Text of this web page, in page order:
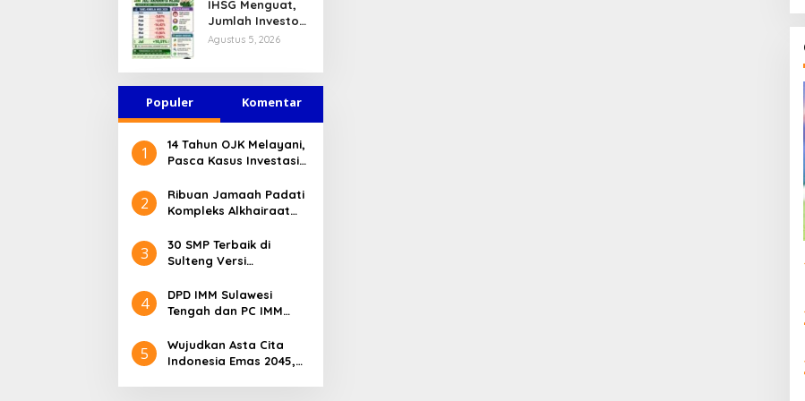
Jasa Keuangan
Tetap Terjaga
IHSG Menguat,
Jumlah Investor
Pasar Modal
Agustus 5, 2026
Populer Komentar
1
14 Tahun OJK Melayani,
Pasca Kasus Investasi
Sulteng Menilai Peran
OJK Sangat Penting
2
Ribuan Jamaah Padati
Kompleks Alkhairaat
Nasional dan Daerah
Hadir
3
30 SMP Terbaik di
Sulteng Versi
4
DPD IMM Sulawesi
Tengah dan PC IMM
Mantan Kapolresta
Palu
5
Wujudkan Asta Cita
Indonesia Emas 2045,